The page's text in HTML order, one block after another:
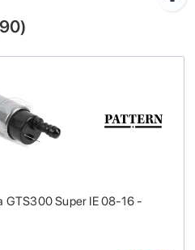
90)
GTS300 Super IE 08-16 -